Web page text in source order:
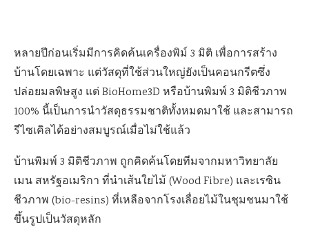
หลายปีก่อนเริ่มมีการคิดค้นเครื่องพิม์ 3 มิติ เพื่อการสร้าง
บ้านโดยเฉพาะ แต่วัสดุที่ใช้ส่วนใหญ่ยังเป็นคอนกรีตซึ่ง
ปล่อยมลพิษสูง แต่ BioHome3D หรือบ้านพิมพ์ 3 มิติชีวภาพ
100% นี้เป็นการนำวัสดุธรรมชาติทั้งหมดมาใช้ และสามารถ
รีไซเคิลได้อย่างสมบูรณ์เมื่อไม่ใช้แล้ว
บ้านพิมพ์ 3 มิติชีวภาพ ถูกคิดค้นโดยทีมจากมหาวิทยาลัย
เมน สหรัฐอเมริกา ที่นำเส้นใยไม้ (Wood Fibre) และเรซิน
ชีวภาพ (bio-resins) ที่เหลือจากโรงเลื่อยไม้ในชุมชนมาใช้
ขึ้นรูปเป็นวัสดุหลัก